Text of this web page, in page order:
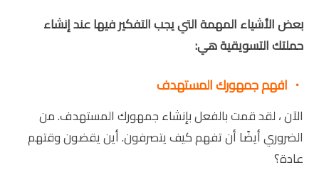
بعض الأشياء المهمة التي يجب التفكير فيها عند إنشاء
حملتك التسويقية هي:
・ افهم جمهورك المستهدف
الآن ، لقد قمت بالفعل بإنشاء جمهورك المستهدف. من
الضروري أيضًا أن تفهم كيف يتصرفون. أين يقضون وقتهم
عادة؟